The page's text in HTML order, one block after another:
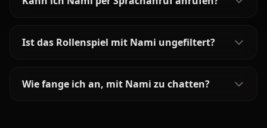
Ist das Rollenspiel mit Nami ungefiltert?
Wie fange ich an, mit Nami zu chatten?